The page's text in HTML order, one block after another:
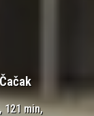
121 min,